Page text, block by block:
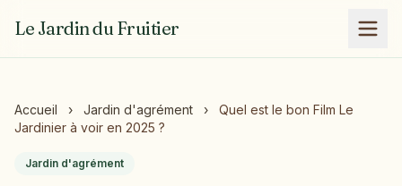
Le Jardin du Fruitier
Accueil › Jardin d'agrément ›
Quel est le bon Film Le
Jardinier à voir en 2025 ?
Jardin d'agrément